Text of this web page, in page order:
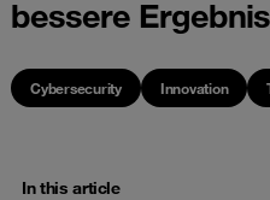
bessere
Cybersecurity Innovation
In this article